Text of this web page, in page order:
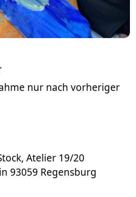
nur nach vorheriger
Atelier 19/20
93059 Regensburg